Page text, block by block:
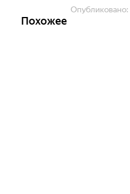
Опубликовано:
Похожее